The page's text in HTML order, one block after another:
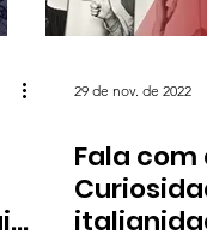
29 de nov. de 2022
Fala com